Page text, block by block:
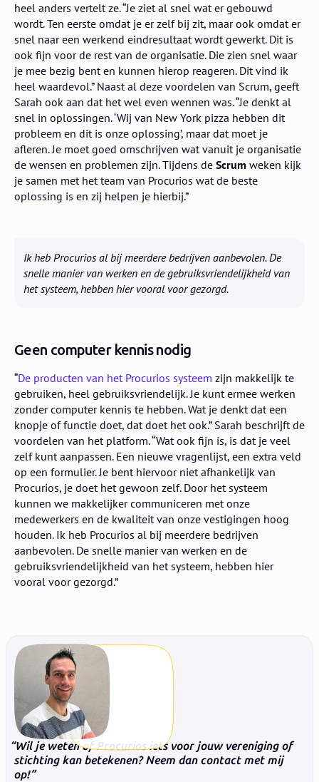
heel anders vertelt ze. “Je ziet al snel wat er gebouwd
wordt. Ten eerste omdat je er zelf bij zit, maar ook omdat er
snel naar een werkend eindresultaat wordt gewerkt. Dit is
ook fijn voor de rest van de organisatie. Die zien snel waar
je mee bezig bent en kunnen hierop reageren. Dit vind ik
heel waardevol.” Naast al deze voordelen van Scrum, geeft
Sarah ook aan dat het wel even wennen was. “Je denkt al
snel in oplossingen. ‘Wij van New York pizza hebben dit
probleem en dit is onze oplossing’, maar dat moet je
afleren. Je moet goed omschrijven wat vanuit je organisatie
de wensen en problemen zijn. Tijdens de Scrum weken kijk
je samen met het team van Procurios wat de beste
oplossing is en zij helpen je hierbij.”
Ik heb Procurios al bij meerdere bedrijven aanbevolen. De
snelle manier van werken en de gebruiksvriendelijkheid van
het systeem, hebben hier vooral voor gezorgd.
Geen computer kennis nodig
“De producten van het Procurios systeem zijn makkelijk te
gebruiken, heel gebruiksvriendelijk. Je kunt ermee werken
zonder computer kennis te hebben. Wat je denkt dat een
knopje of functie doet, dat doet het ook.” Sarah beschrijft de
voordelen van het platform. “Wat ook fijn is, is dat je veel
zelf kunt aanpassen. Een nieuwe vragenlijst, een extra veld
op een formulier. Je bent hiervoor niet afhankelijk van
Procurios, je doet het gewoon zelf. Door het systeem
kunnen we makkelijker communiceren met onze
medewerkers en de kwaliteit van onze vestigingen hoog
houden. Ik heb Procurios al bij meerdere bedrijven
aanbevolen. De snelle manier van werken en de
gebruiksvriendelijkheid van het systeem, hebben hier
vooral voor gezorgd.”
Wil je weten of Procurios iets voor jouw vereniging of
stichting kan betekenen? Neem dan contact met mij
op!